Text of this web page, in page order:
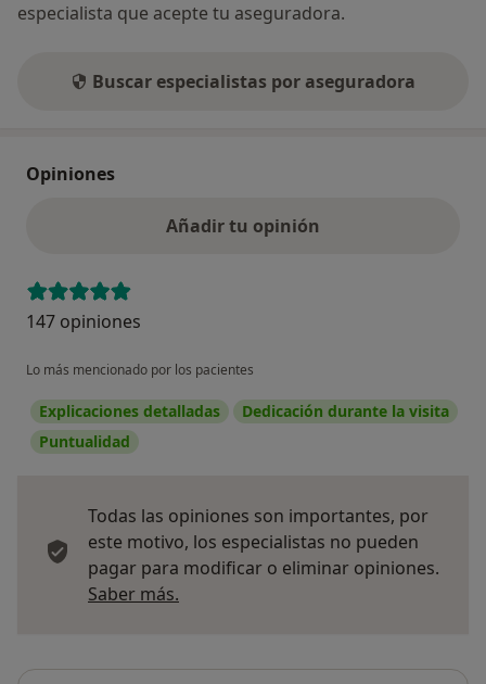
especialista que acepte tu aseguradora.
Buscar especialistas por aseguradora
Opiniones
Añadir tu opinión
147 opiniones
Lo más mencionado por los pacientes
Explicaciones detalladas
Dedicación durante la visita
Puntualidad
Todas las opiniones son importantes, por
este motivo, los especialistas no pueden
pagar para modificar o eliminar opiniones.
Saber más.